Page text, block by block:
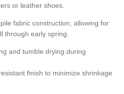
or leather shoes.
fabric construction, allowing for
through early spring.
and tumble drying during
finish to minimize shrinkage